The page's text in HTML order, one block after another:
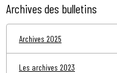
Archives des bulletins
Archives 2025
Les archives 2023